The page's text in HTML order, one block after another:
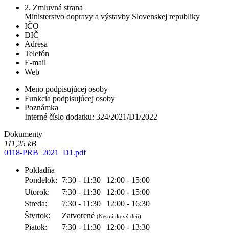
2. Zmluvná strana
Ministerstvo dopravy a výstavby Slovenskej republiky
IČO
DIČ
Adresa
Telefón
E-mail
Web
Meno podpisujúcej osoby
Funkcia podpisujúcej osoby
Poznámka
Interné číslo dodatku: 324/2021/D1/2022
Dokumenty
111,25 kB
0118-PRB_2021_D1.pdf
Pokladňa
Pondelok:
7:30 - 11:30
12:00 - 15:00
Utorok:
7:30 - 11:30
12:00 - 15:00
Streda:
7:30 - 11:30
12:00 - 16:30
Štvrtok:
Zatvorené (Nestránkový deň)
Piatok: 7:30 - 11:30 12:00 - 13:30